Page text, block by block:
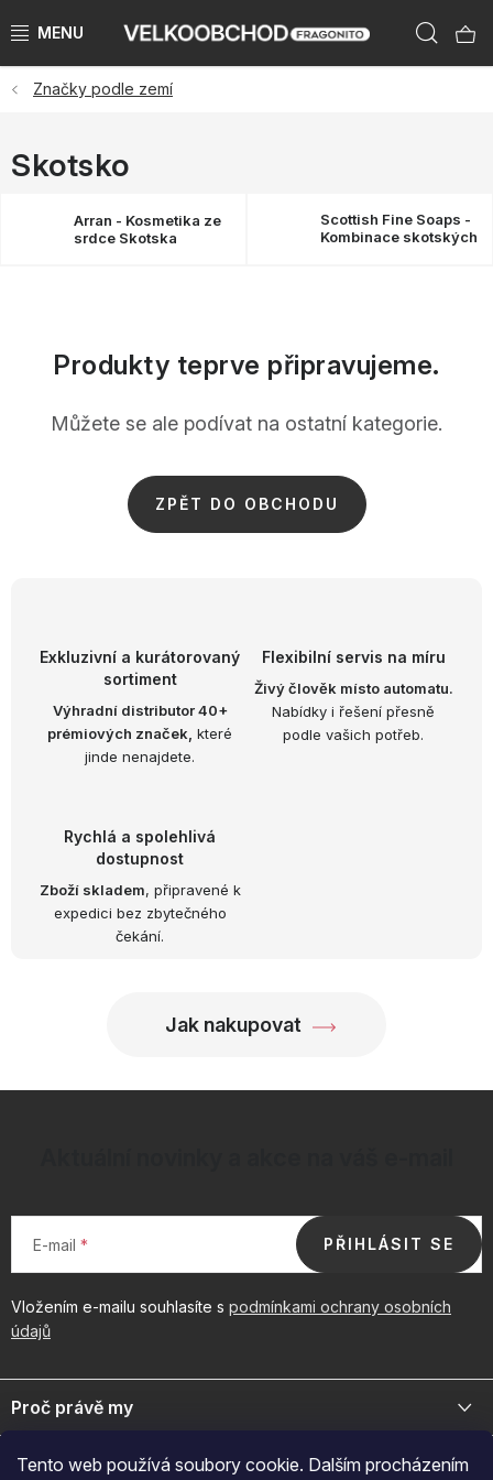
Tento web používá soubory cookie. Dalším procházením
na
NAŠE ZNAČKY
PŘEDPRODEJ VÁNOCE 2026
VÝPRODEJ SKLADU AŽ -50 %
OBLÍBENÉ KOLEKCE
Kontakty O nás
Značky podle zemí
Skotsko
Arran - Kosmetika ze
srdce Skotska
Scottish Fine Soaps -
Kombinace skotských
Produkty teprve připravujeme.
Můžete se ale podívat na ostatní kategorie.
ZPĚT DO OBCHODU
Exkluzivní a kurátorovaný
sortiment
Výhradní distributor 40+
prémiových značek, které
jinde nenajdete.
Flexibilní servis na míru
Živý člověk místo automatu.
Nabídky i řešení přesně
podle vašich potřeb.
Rychlá a spolehlivá
dostupnost
Zboží skladem, připravené k
expedici bez zbytečného
čekání.
Jak nakupovat
E-mail
Vložením e-mailu souhlasíte s podmínkami ochrany osobních
údajů
PŘIHLÁSIT SE
á
pProč právě my
byznys. Spojte se s námi pro exkluzivní velkoobchodní nabídky.
Důležité odkazy